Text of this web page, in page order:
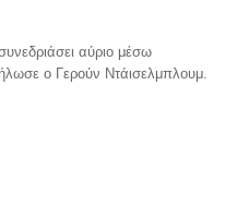
αύριο μέσω
ο Γερούν Ντάισελμπλουμ.